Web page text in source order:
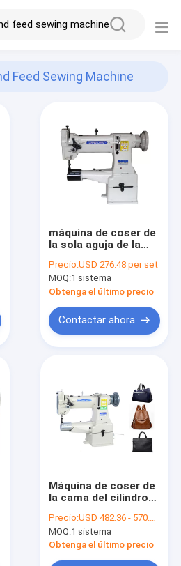
Feed Sewing Machine
máquina de coser de
la sola aguja de la
cilindro de 65m m
para el material
grueso
Precio:USD 276.48 per set
MOQ:1 sistema
Obtenga el último precio
Contactar ahora
Máquina de coser de
la cama del cilindro
cadeneta de la
alimentación
compuesta DP17
Precio:USD 482.36 - 570.59 per set
MOQ:1 sistema
Obtenga el último precio